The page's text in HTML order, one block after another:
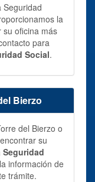
Seguridad
la
su oficina más
para
Social.
Bierzo
del Bierzo o
su
Seguridad
información de
trámite.